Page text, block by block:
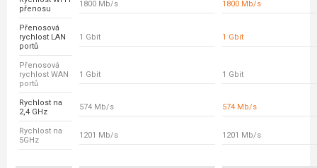
přenosu
1800 Mb/s 1800 Mb/s
Přenosová
rychlost LAN
portů
1 Gbit 1 Gbit
Přenosová
rychlost WAN
portů
1 Gbit 1 Gbit
Rychlost na
2,4 GHz
574 Mb/s 574 Mb/s
Rychlost na
5GHz
1201 Mb/s 1201 Mb/s